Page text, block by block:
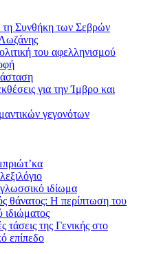
τη Συνθήκη των Σεβρών
του αφελληνισμού
για την Ίμβρο και
γεγονότων
ιδίωμα
θάνατος: Η περίπτωση του
ιδιώματος
τάσεις της Γενικής στο
επίπεδο